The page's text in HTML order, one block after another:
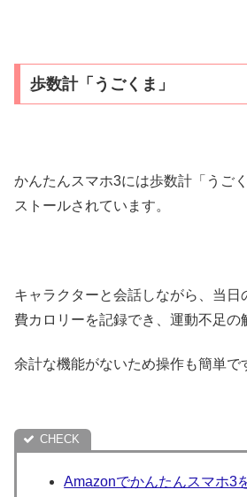
歩数計「うごくま」
かんたんスマホ3には歩数計「うご
ストールされています。
キャラクターと会話しながら、当日
費カロリーを記録でき、運動不足の
余計な機能がないため操作も簡単で
Amazonでかんたんスマホ3